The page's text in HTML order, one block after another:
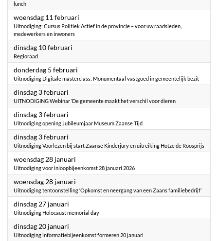
lunch
woensdag 11 februari
Uitnodiging: Cursus Politiek Actief in de provincie – voor uw raadsleden,
medewerkers en inwoners
dinsdag 10 februari
Regioraad
donderdag 5 februari
Uitnodiging Digitale masterclass: Monumentaal vastgoed in gemeentelijk bezit
dinsdag 3 februari
UITNODIGING Webinar ‘De gemeente maakt het verschil voor dieren
dinsdag 3 februari
Uitnodiging opening Jubileumjaar Museum Zaanse Tijd
dinsdag 3 februari
Uitnodiging Voorlezen bij start Zaanse Kinderjury en uitreiking Hotze de Roosprijs
woensdag 28 januari
Uitnodiging voor inloopbijeenkomst 28 januari 2026
woensdag 28 januari
Uitnodiging tentoonstelling ‘Opkomst en neergang van een Zaans familiebedrijf’
dinsdag 27 januari
Uitnodiging Holocaust memorial day
dinsdag 20 januari
Uitnodiging informatiebijeenkomst formeren 20 januari